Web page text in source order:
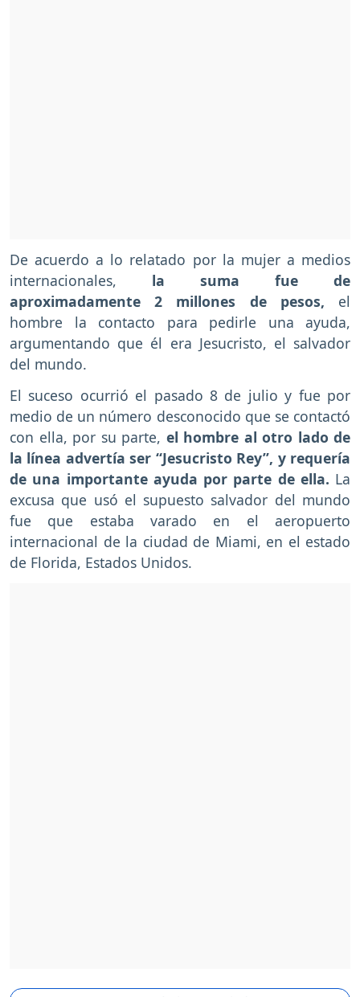
De acuerdo a lo relatado por la mujer a medios
internacionales, la suma fue de
aproximadamente 2 millones de pesos, el
hombre la contacto para pedirle una ayuda,
argumentando que él era Jesucristo, el salvador
del mundo.
El suceso ocurrió el pasado 8 de julio y fue por
medio de un número desconocido que se contactó
con ella, por su parte, el hombre al otro lado de
la línea advertía ser “Jesucristo Rey”, y requería
de una importante ayuda por parte de ella. La
excusa que usó el supuesto salvador del mundo
fue que estaba varado en el aeropuerto
internacional de la ciudad de Miami, en el estado
de Florida, Estados Unidos.